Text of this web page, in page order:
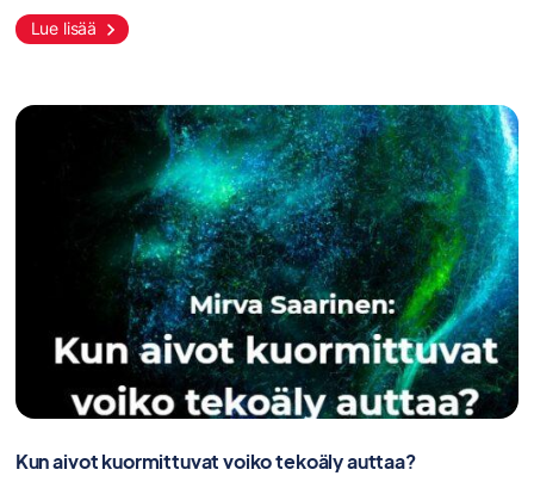
Lue lisää
Kun aivot kuormittuvat voiko tekoäly auttaa?